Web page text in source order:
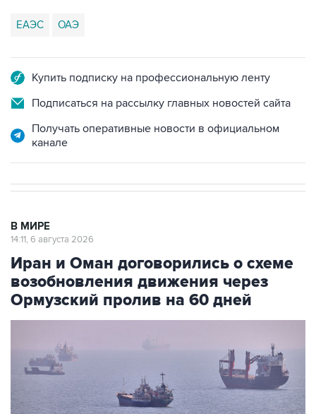
ЕАЭС ОАЭ
Купить подписку на профессиональную ленту
Подписаться на рассылку главных новостей сайта
Получать оперативные новости в официальном
канале
В МИРЕ
14:11, 6 августа 2026
Иран и Оман договорились о схеме
возобновления движения через
Ормузский пролив на 60 дней